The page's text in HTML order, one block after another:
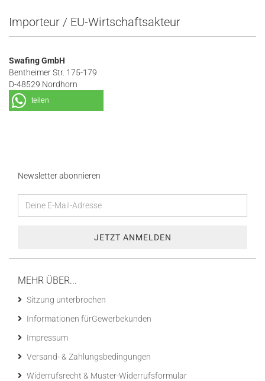
Importeur / EU-Wirtschaftsakteur
Swafing GmbH
Bentheimer Str. 175-179
D-48529 Nordhorn
teilen
Newsletter abonnieren
MEHR ÜBER...
Sitzung unterbrochen
Informationen fürGewerbekunden
Impressum
Versand- & Zahlungsbedingungen
Widerrufsrecht & Muster-Widerrufsformular